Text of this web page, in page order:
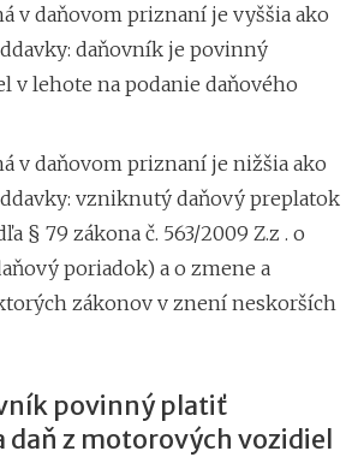
v daňovom priznaní je vyššia ako
daňovník je povinný
v lehote na podanie daňového
v daňovom priznaní je nižšia ako
vzniknutý daňový preplatok
§ 79 zákona č. 563/2009 Z.z . o
poriadok) a o zmene a
zákonov v znení neskorších
povinný platiť
daň z motorových vozidiel